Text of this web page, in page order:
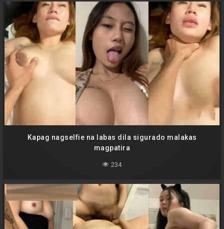
Kapag nagselfie na labas dila sigurado malakas
magpatira
234